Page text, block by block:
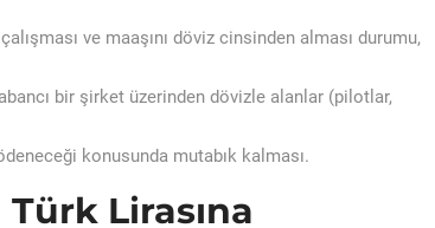
ve maaşını döviz cinsinden alması durumu,
bir şirket üzerinden dövizle alanlar (pilotlar,
konusunda mutabık kalması.
Lirasına